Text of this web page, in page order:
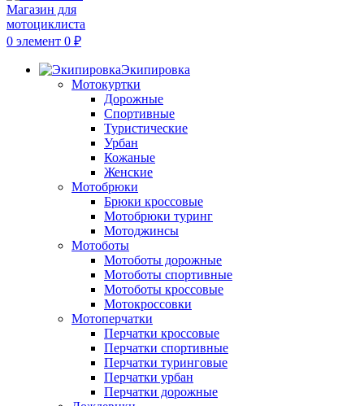
0 элемент 0 ₽
Экипировка
Мотокуртки
Дорожные
Спортивные
Туристические
Урбан
Кожаные
Женские
Мотобрюки
Брюки кроссовые
Мотобрюки туринг
Мотоджинсы
Мотоботы
Мотоботы дорожные
Мотоботы спортивные
Мотоботы кроссовые
Мотокроссовки
Мотоперчатки
Перчатки кроссовые
Перчатки спортивные
Перчатки туринговые
Перчатки урбан
Перчатки дорожные